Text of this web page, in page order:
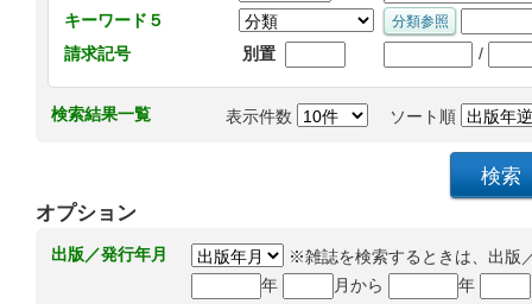
キーワード５
請求記号
別置 /
検索結果一覧 表示件数 ソート順
オプション
出版／発行年月
※雑誌を検索するときは、出版
年
月から 年